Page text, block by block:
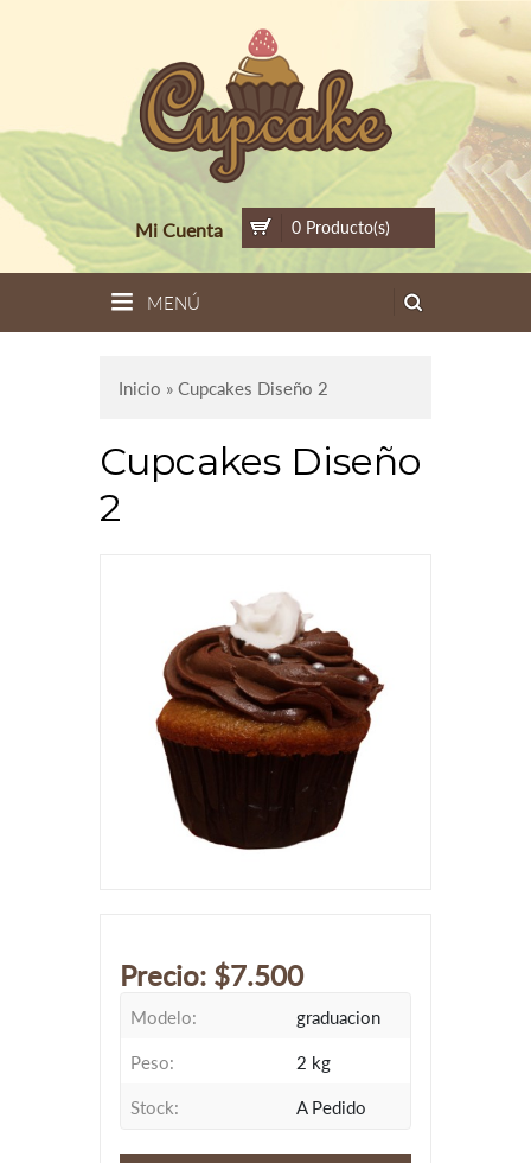
0 Producto(s)
Mi Cuenta
MENÚ
Inicio » Cupcakes Diseño 2
Cupcakes Diseño
2
Precio: $7.500
Modelo: graduacion
Peso: 2 kg
Stock: A Pedido